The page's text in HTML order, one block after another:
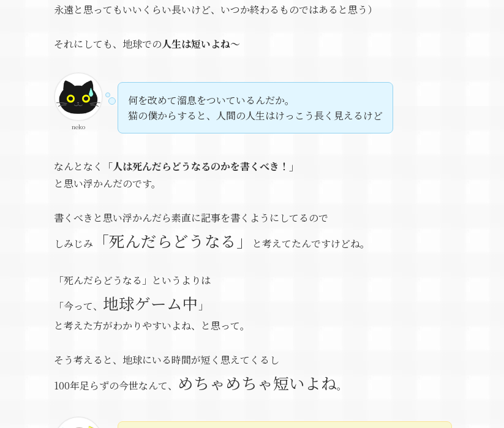
永遠と思ってもいいくらい長いけど、いつか終わるものではあると思う）
それにしても、地球での人生は短いよね～
neko
何を改めて溜息をついているんだか。
猫の僕からすると、人間の人生はけっこう長く見えるけど
なんとなく
「人は死んだらどうなるのかを書くべき！」
と思い浮かんだのです。
書くべきと思い浮かんだら素直に記事を書くようにしてるので
しみじみ
「死んだらどうなる」 と考えてたんですけどね。
「死んだらどうなる」というよりは
「今って、 地球ゲーム中 」
と考えた方がわかりやすいよね、と思って。
そう考えると、地球にいる時間が短く思えてくるし
100年足らずの今世なんて、
めちゃめちゃ短いよね。